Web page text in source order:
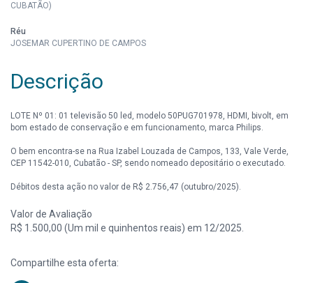
CUBATÃO)
Réu
JOSEMAR CUPERTINO DE CAMPOS
Descrição
LOTE Nº 01: 01 televisão 50 led, modelo 50PUG701978, HDMI, bivolt, em
bom estado de conservação e em funcionamento, marca Philips.
O bem encontra-se na Rua Izabel Louzada de Campos, 133, Vale Verde,
CEP 11542-010, Cubatão - SP, sendo nomeado depositário o executado.
Débitos desta ação no valor de R$ 2.756,47 (outubro/2025).
Valor de Avaliação
R$ 1.500,00 (Um mil e quinhentos reais) em 12/2025.
Compartilhe esta oferta: